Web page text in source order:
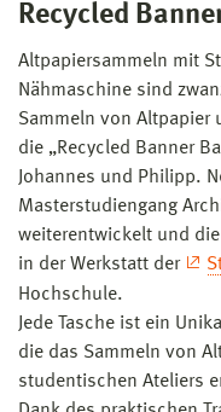
Recycled
Altpapiersammeln mit
Nähmaschine sind
Sammeln von Altpapier
die „Recycled Banner
Johannes und Philipp.
Masterstudiengang
weiterentwickelt und
in der Werkstatt der
Hochschule.
Jede Tasche ist ein
die das Sammeln von
studentischen Ateliers